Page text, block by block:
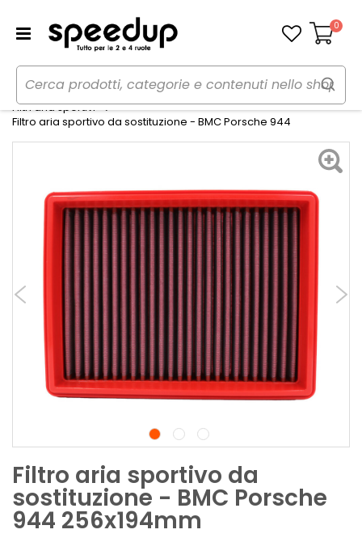
Carrello
0
Home Auto
Preparazioni sportive auto
Filtri aria sportivi
Filtro aria sportivo da sostituzione - BMC Porsche 944
Filtro aria sportivo da
sostituzione - BMC Porsche
944 256x194mm